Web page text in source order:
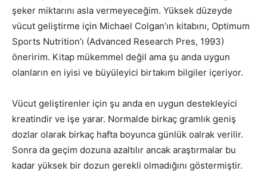
şeker miktarını asla vermeyeceğim. Yüksek düzeyde
vücut geliştirme için Michael Colgan’ın kitabını, Optimum
Sports Nutrition’ı (Advanced Research Pres, 1993)
öneririm. Kitap mükemmel değil ama şu anda uygun
olanların en iyisi ve büyüleyici birtakım bilgiler içeriyor.
Vücut geliştirenler için şu anda en uygun destekleyici
kreatindir ve işe yarar. Normalde birkaç gramlık geniş
dozlar olarak birkaç hafta boyunca günlük oalrak verilir.
Sonra da geçim dozuna azaltılır ancak araştırmalar bu
kadar yüksek bir dozun gerekli olmadığını göstermiştir.